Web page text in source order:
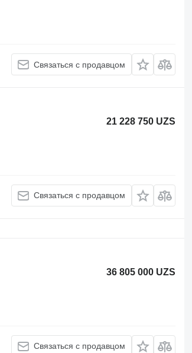
Связаться с продавцом
21 228 750 UZS
Связаться с продавцом
36 805 000 UZS
Связаться с продавцом